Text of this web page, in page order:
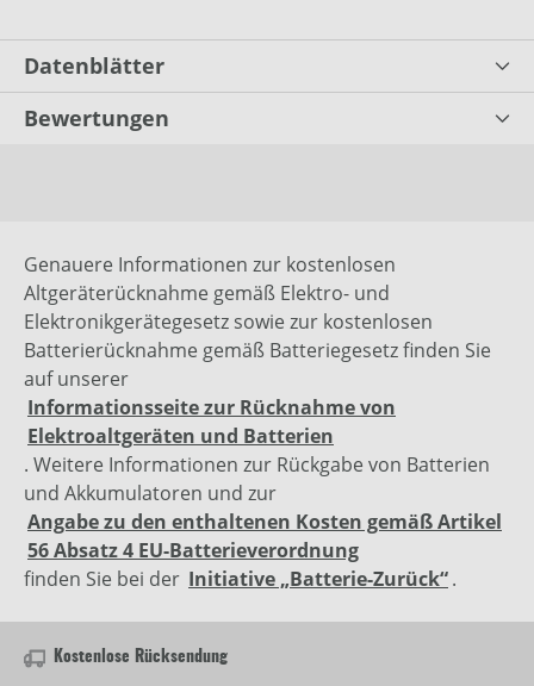
Datenblätter
Bewertungen
Genauere Informationen zur kostenlosen
Altgeräterücknahme gemäß Elektro- und
Elektronikgerätegesetz sowie zur kostenlosen
Batterierücknahme gemäß Batteriegesetz finden Sie
auf unserer
Informationsseite zur Rücknahme von
Elektroaltgeräten und Batterien
. Weitere Informationen zur Rückgabe von Batterien
und Akkumulatoren und zur
Angabe zu den enthaltenen Kosten gemäß Artikel
56 Absatz 4 EU-Batterieverordnung
finden Sie bei der Initiative „Batterie-Zurück“.
Kostenlose Rücksendung